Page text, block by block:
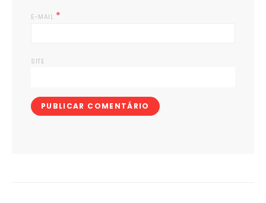
E-MAIL *
SITE